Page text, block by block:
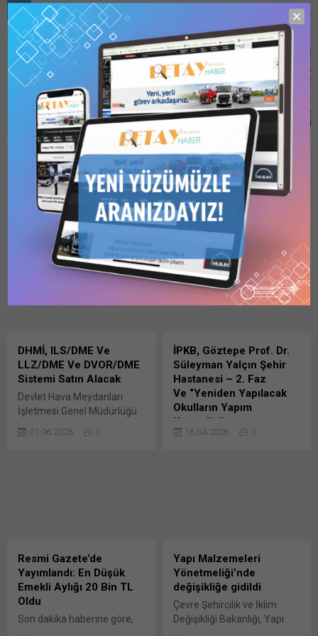
Benzer Konular
Etimesgut Askeri
Havalimanı 9,5 Milyar
TL’ye Tamamlanıyor
1933 yılına kadar uzanan ve
yapılışından itibaren askeri
havaalanı olarak faaliyet
gösteren Etimesgut
Havaalanı, 7-8 Temmuz
2026’da Ankara’da
yapılacak NATO Zirvesi
açılacak… Bunu paylaş: X'te
üzerinden paylaşmak için
tıklayın (Yeni pencerede
açılır) LinkedIn WhatsApp'ta
pencerede açılır) WhatsApp
Facebook'ta paylaşmak için
tıklayın (Yeni...
28.01.2026 0
Ankara BB, Çevre
Otoyolu Ayaş Yolu
Kesişimi Kavşak
Uygulama Projesi Hizmet
Alım İhalesini Yaptı
Ankara Büyükşehir
Belediyesi Etüt ve Projeler
Dairesi Başkanlığı
tarafından daha önce
duyurusu yapılan
2025/1994411 İKN numaralı
dosya konusu Ankara Çevre
paylaşmak için tıklayın (Yeni
pencerede açılır) X Linkedln
üzerinden paylaşmak için
tıklayın (Yeni pencerede
açılır) LinkedIn WhatsApp'ta
paylaşmak için tıklayın (Yeni
pencerede açılır) WhatsApp
23.12.2025
DHMİ, ILS/DME Ve
LLZ/DME Ve DVOR/DME
Sistemi Satın Alacak
Devlet Hava Meydanları
İşletmesi Genel Müdürlüğü
duyuruya göre, 21 Adet
açılır) LinkedIn WhatsApp'ta
paylaşmak için tıklayın (Yeni
pencerede açılır) WhatsApp
Facebook'ta paylaşmak için
01.06.2026 0
İPKB, Göztepe Prof. Dr.
Süleyman Yalçın Şehir
Hastanesi – 2. Faz
Ve “Yeniden Yapılacak
Okulların Yapım
Kontrolluğu…
İstanbul Proje Koordinasyon
Bunu paylaş: X'te
paylaşmak için tıklayın (Yeni
pencerede açılır) X Linkedln
üzerinden paylaşmak için
tıklayın (Yeni pencerede
açılır) LinkedIn WhatsApp'ta
16.04.2026 0
Resmi Gazete’de
Yayımlandı: En Düşük
Emekli Aylığı 20 Bin TL
Oldu
Son dakika haberine göre,
Yapı Malzemeleri
Yönetmeliği’nde
değişikliğe gidildi
Çevre Şehircilik ve İklim
Değişikliği Bakanlığı, Yapı